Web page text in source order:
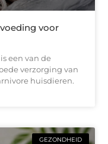
voor
een van de
verzorging van
huisdieren.
GEZONDHEID